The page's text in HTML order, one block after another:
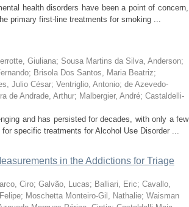
health disorders have been a point of concern,
primary first-line treatments for smoking ...
Giuliana; Sousa Martins da Silva, Anderson;
; Brisola Dos Santos, Maria Beatriz;
Julio César; Ventriglio, Antonio; de Azevedo-
de Andrade, Arthur; Malbergier, André; Castaldelli-
and has persisted for decades, with only a few
specific treatments for Alcohol Use Disorder ...
in the Addictions for Triage
Ciro; Galvão, Lucas; Balliari, Eric; Cavallo,
; Moschetta Monteiro-Gil, Nathalie; Waisman